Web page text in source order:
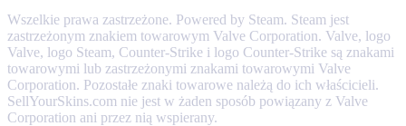
Wszelkie prawa zastrzeżone. Powered by Steam. Steam jest
zastrzeżonym znakiem towarowym Valve Corporation. Valve, logo
Valve, logo Steam, Counter-Strike i logo Counter-Strike są znakami
towarowymi lub zastrzeżonymi znakami towarowymi Valve
Corporation. Pozostałe znaki towarowe należą do ich właścicieli.
SellYourSkins.com nie jest w żaden sposób powiązany z Valve
Corporation ani przez nią wspierany.